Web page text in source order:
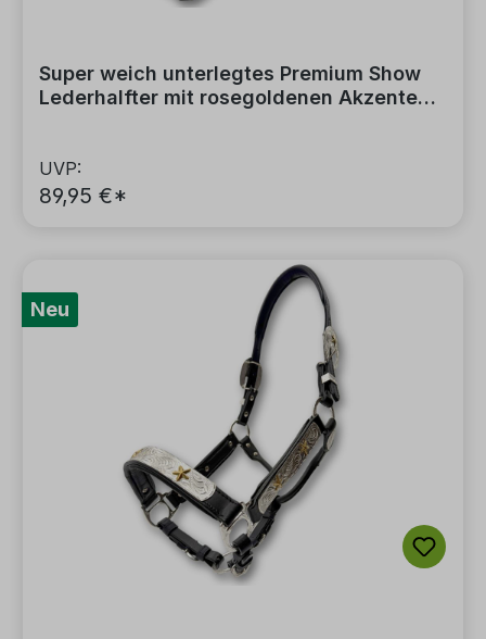
Super weich unterlegtes Premium Show
Lederhalfter mit rosegoldenen Akzenten
UVP:
89,95 €*
Neu